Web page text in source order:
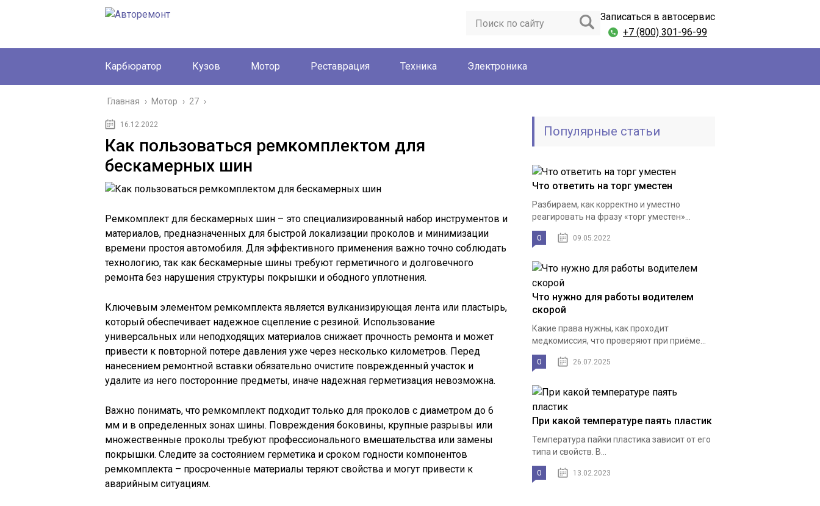
Записаться в автосервис
+7 (800) 301-96-99
Карбюратор Кузов Мотор Реставрация Техника Электроника
Главная › Мотор › 27 ›
16.12.2022
Как пользоваться ремкомплектом для
бескамерных шин
Ремкомплект для бескамерных шин – это специализированный набор инструментов и
материалов, предназначенных для быстрой локализации проколов и минимизации
времени простоя автомобиля. Для эффективного применения важно точно соблюдать
технологию, так как бескамерные шины требуют герметичного и долговечного
ремонта без нарушения структуры покрышки и ободного уплотнения.
Ключевым элементом ремкомплекта является вулканизирующая лента или пластырь,
который обеспечивает надежное сцепление с резиной. Использование
универсальных или неподходящих материалов снижает прочность ремонта и может
привести к повторной потере давления уже через несколько километров. Перед
нанесением ремонтной вставки обязательно очистите поврежденный участок и
удалите из него посторонние предметы, иначе надежная герметизация невозможна.
Важно понимать, что ремкомплект подходит только для проколов с диаметром до 6
мм и в определенных зонах шины. Повреждения боковины, крупные разрывы или
множественные проколы требуют профессионального вмешательства или замены
покрышки. Следите за состоянием герметика и сроком годности компонентов
ремкомплекта – просроченные материалы теряют свойства и могут привести к
аварийным ситуациям.
Популярные статьи
Что ответить на торг уместен
Разбираем, как корректно и уместно
реагировать на фразу «торг уместен»...
0 09.05.2022
Что нужно для работы водителем
скорой
Какие права нужны, как проходит
медкомиссия, что проверяют при приёме...
0 26.07.2025
При какой температуре паять пластик
Температура пайки пластика зависит от его
типа и свойств. В...
0 13.02.2023